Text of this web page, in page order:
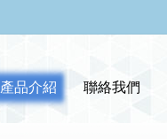
產品介紹 聯絡我們